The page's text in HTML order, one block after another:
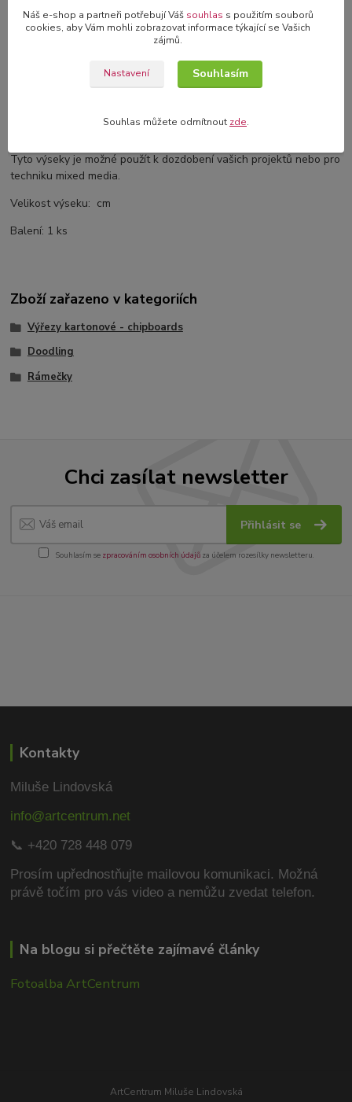
Kompletní specifikace
Tyto výseky je možné použít k dozdobení vašich projektů nebo pro
techniku mixed media.
Velikost výseku: cm
Balení: 1 ks
Zboží zařazeno v kategoriích
Výřezy kartonové - chipboards
Doodling
Rámečky
Chci zasílat newsletter
Přihlásit se
Souhlasím se zpracováním osobních údajůza účelem rozesílky newsletteru.
Kontakty
Miluše Lindovská
info@artcentrum.net
📞 +420 728 448 079
Prosím upřednostňujte mailovou komunikaci. Možná
právě točím pro vás video a nemůžu zvedat telefon.
Na blogu si přečtěte zajímavé články
Fotoalba ArtCentrum
ArtCentrum Miluše Lindovská
Náš e-shop a partneři potřebují Váš souhlas s použitím souborů
cookies, aby Vám mohli zobrazovat informace týkající se Vašich
zájmů.
Nastavení Souhlasím
Souhlas můžete odmítnout zde.